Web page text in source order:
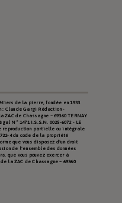
de la pierre, fondée en 1933
: Claude Gargi Rédaction -
ZAC de Chassagne – 69360 TERNAY
N° 1471 I.S.S.N. 0025-6072 - LE
reproduction partielle ou intégrale
4 du code de la propriété
que vous disposez d'un droit
de l'ensemble des données
que vous pouvez exercer à
la ZAC de Chassagne – 69360